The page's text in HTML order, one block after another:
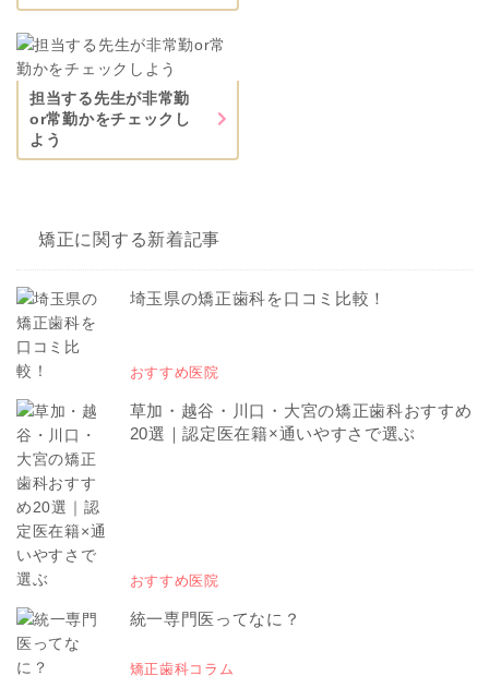
担当する先生が非常勤
or常勤かをチェックし
よう
矯正に関する新着記事
埼玉県の矯正歯科を口コミ比較！
おすすめ医院
草加・越谷・川口・大宮の矯正歯科おすすめ
20選｜認定医在籍×通いやすさで選ぶ
おすすめ医院
統一専門医ってなに？
矯正歯科コラム